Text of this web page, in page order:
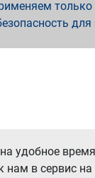
только
удобное
нам в сервис на